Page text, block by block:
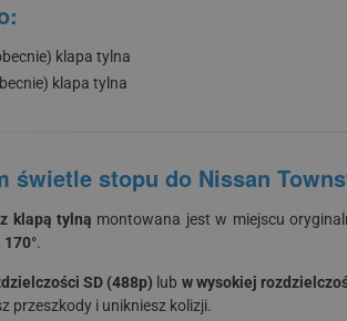
klapa tylna
klapa tylna
świetle stopu do Nissan
klapą tylną montowana jest w miejscu
.
SD (488p) lub w wysokiej
przeszkody i unikniesz kolizji.